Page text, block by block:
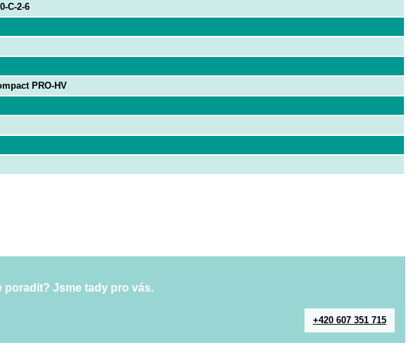
C-2-6
PRO-HV
poradit? Jsme tady pro vás.
+420 607 351 715